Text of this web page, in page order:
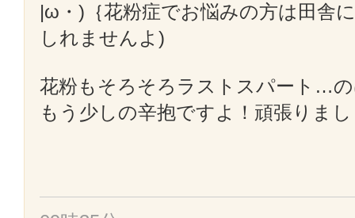
|ω・)｛花粉症でお悩みの方は田舎
しれませんよ)
花粉もそろそろラストスパート…
もう少しの辛抱ですよ！頑張りま